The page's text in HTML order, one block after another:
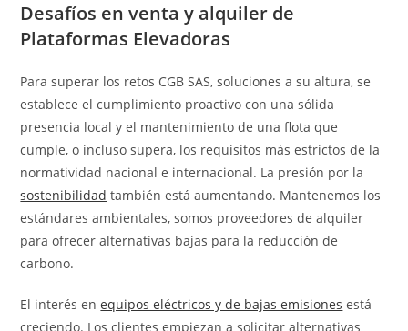
Desafíos en venta y alquiler de
Plataformas Elevadoras
Para superar los retos CGB SAS, soluciones a su altura, se
establece el cumplimiento proactivo con una sólida
presencia local y el mantenimiento de una flota que
cumple, o incluso supera, los requisitos más estrictos de la
normatividad nacional e internacional. La presión por la
sostenibilidad también está aumentando. Mantenemos los
estándares ambientales, somos proveedores de alquiler
para ofrecer alternativas bajas para la reducción de
carbono.
El interés enequipos eléctricos y de bajas emisiones está
creciendo. Los clientes empiezan a solicitar alternativas